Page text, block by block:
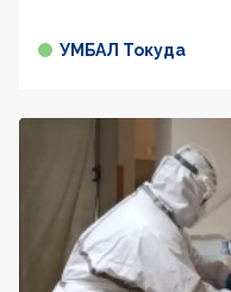
УМБАЛ Токуда